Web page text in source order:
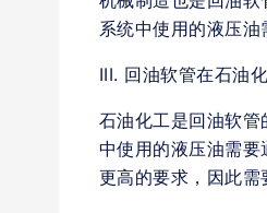
系统中使用的液压
III. 回油软管在石油
石油化工是回油软
中使用的液压油需
更高的要求，因此需